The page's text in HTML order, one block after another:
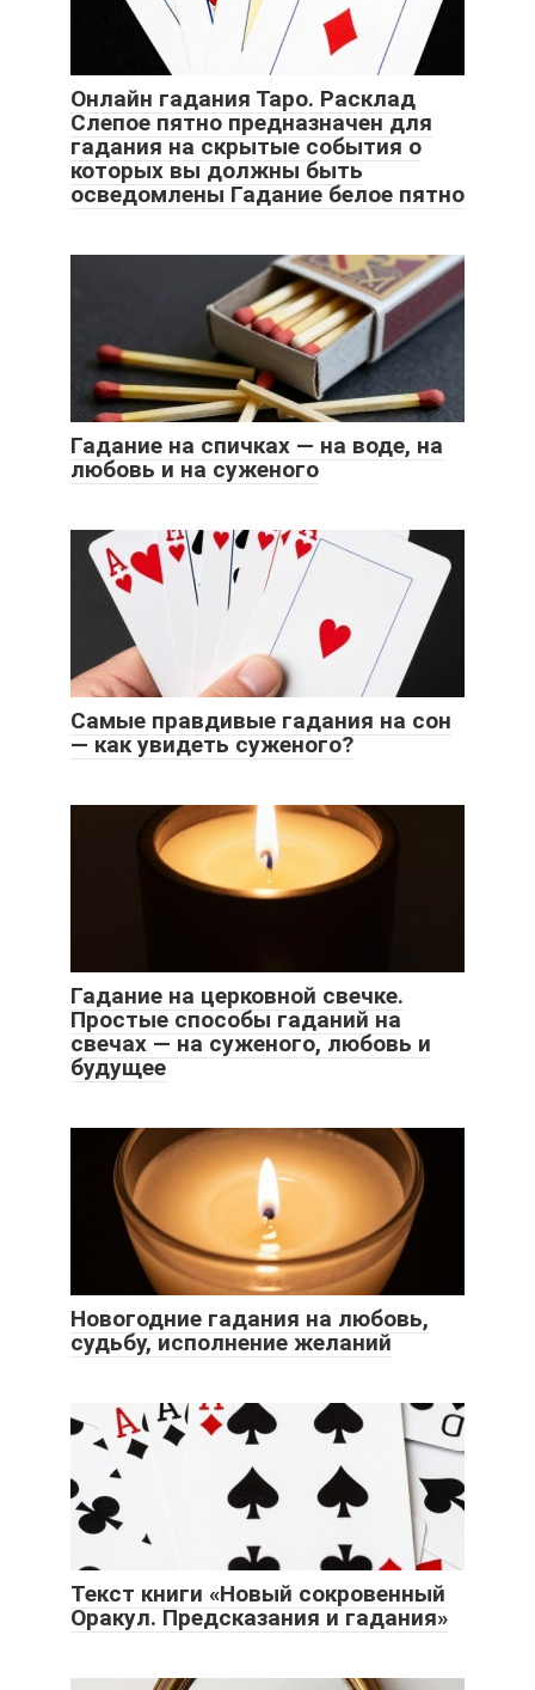
Онлайн гадания Таро. Расклад
Слепое пятно предназначен для
гадания на скрытые события о
которых вы должны быть
осведомлены Гадание белое пятно
Гадание на спичках — на воде, на
любовь и на суженого
Самые правдивые гадания на сон
— как увидеть суженого?
Гадание на церковной свечке.
Простые способы гаданий на
свечах — на суженого, любовь и
будущее
Новогодние гадания на любовь,
судьбу, исполнение желаний
Текст книги «Новый сокровенный
Оракул. Предсказания и гадания»